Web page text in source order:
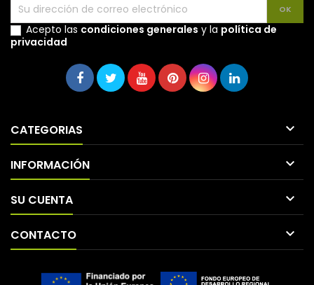
Acepto las condiciones generales y la política de
privacidad
CATEGORIAS 
INFORMACIÓN 
SU CUENTA 
CONTACTO 